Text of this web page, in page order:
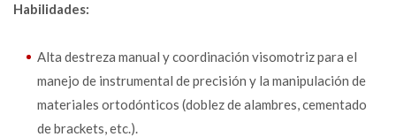
Habilidades:
Alta destreza manual y coordinación visomotriz para el
manejo de instrumental de precisión y la manipulación de
materiales ortodónticos (doblez de alambres, cementado
de brackets, etc.).